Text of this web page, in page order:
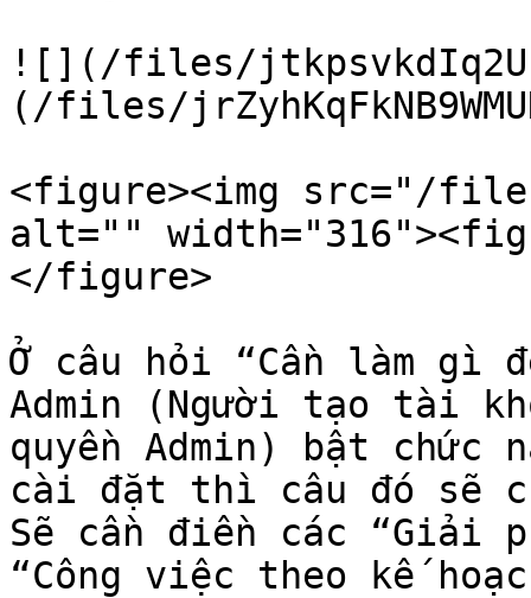
![](/files/
(/files/
<figure><img src="/files/
alt=""
</figure>
Ở câu hỏi “Cần làm gì
Admin (Người tạo tài
quyền Admin) bật chức
cài đặt thì câu đó sẽ
Sẽ cần điền các “Giải
“Công việc theo kế